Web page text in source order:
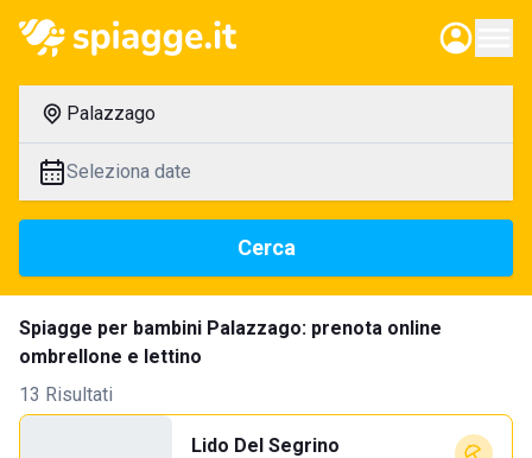
Palazzago
Seleziona date
Cerca
Spiagge per bambini Palazzago: prenota online
ombrellone e lettino
13 Risultati
Lido Del Segrino